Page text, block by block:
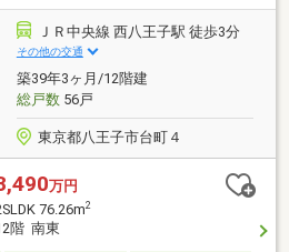
ＪＲ中央線 西八王子駅 徒歩3分
その他の交通
築39年3ヶ月/12階建
総戸数56戸
東京都八王子市台町４
万円
76.26m2
階 南東